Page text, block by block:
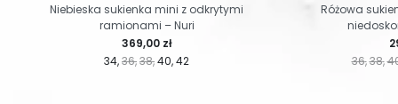
34 36 38 40 42
Cena
369,00 zł
Niebieska sukienka mini z odkrytymi
ramionami – Nuri
36 38
Różowa